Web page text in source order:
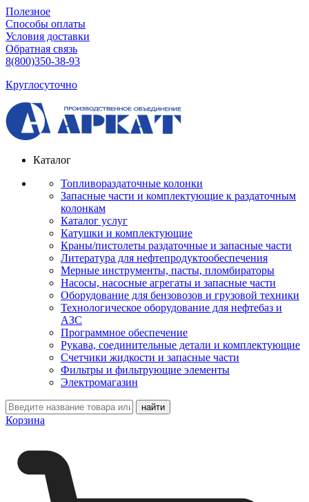
Полезное
Способы оплаты
Условия доставки
Обратная связь
8(800)350-38-93
Круглосуточно
Каталог
Топливораздаточные колонки
Запасные части и комплектующие к раздаточным
колонкам
Каталог услуг
Катушки и комплектующие
Краны/пистолеты раздаточные и запасные части
Литература для нефтепродуктообеспечения
Мерные инструменты, пасты, пломбираторы
Насосы, насосные агрегаты и запасные части
Оборудование для бензовозов и грузовой техники
Технологическое оборудование для нефтебаз и
АЗС
Программное обеспечение
Рукава, соединительные детали и комплектующие
Счетчики жидкости и запасные части
Фильтры и фильтрующие элементы
Электромагазин
Корзина